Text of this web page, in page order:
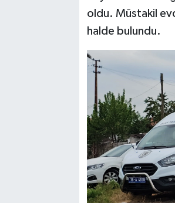
oldu. Müstakil
halde bulundu.